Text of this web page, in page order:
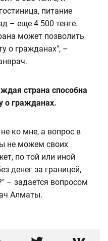
питание
– еще 4 500 тенге.
может позволить
о гражданах", –
страна способна
о гражданах.
ко мне, а вопрос в
не можем своих
по той или иной
денег за границей,
– задается вопросом
Алматы.